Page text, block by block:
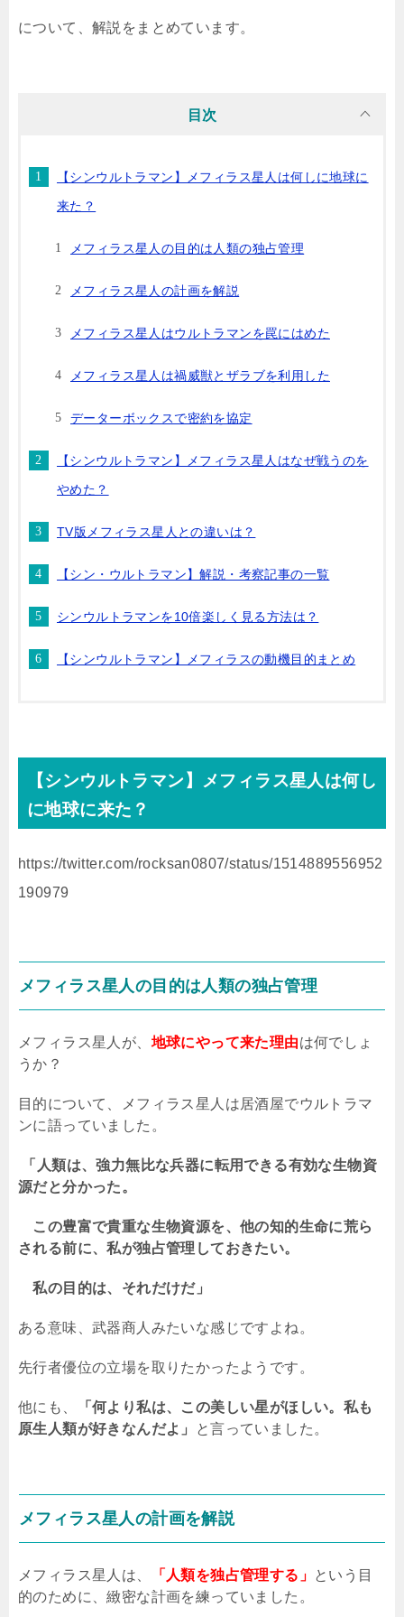
について、解説をまとめています。
目次
【シンウルトラマン】メフィラス星人は何しに地球に
来た？
メフィラス星人の目的は人類の独占管理
メフィラス星人の計画を解説
メフィラス星人はウルトラマンを罠にはめた
メフィラス星人は禍威獣とザラブを利用した
データーボックスで密約を協定
【シンウルトラマン】メフィラス星人はなぜ戦うのを
やめた？
TV版メフィラス星人との違いは？
【シン・ウルトラマン】解説・考察記事の一覧
シンウルトラマンを10倍楽しく見る方法は？
【シンウルトラマン】メフィラスの動機目的まとめ
【シンウルトラマン】メフィラス星人は何し
に地球に来た？
https://twitter.com/rocksan0807/status/1514889556952
190979
メフィラス星人の目的は人類の独占管理
メフィラス星人が、 地球にやって来た理由は何でしょ
うか？
目的について、メフィラス星人は居酒屋でウルトラマ
ンに語っていました。
「人類は、強力無比な兵器に転用できる有効な生物資
源だと分かった。
この豊富で貴重な生物資源を、他の知的生命に荒ら
される前に、私が独占管理しておきたい。
私の目的は、それだけだ」
ある意味、武器商人みたいな感じですよね。
先行者優位の立場を取りたかったようです。
他にも、
「何より私は、この美しい星がほしい。私も
原生人類が好きなんだよ」
と言っていました。
メフィラス星人の計画を解説
メフィラス星人は、 「人類を独占管理する」 という目
的のために、緻密な計画を練っていました。